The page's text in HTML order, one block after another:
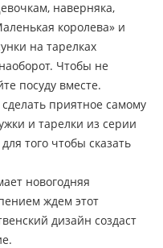
наверняка,
королева» и
на тарелках
Чтобы не
посуду вместе.
приятное самому
и тарелки из серии
того чтобы сказать
новогодняя
ждем этот
дизайн создаст